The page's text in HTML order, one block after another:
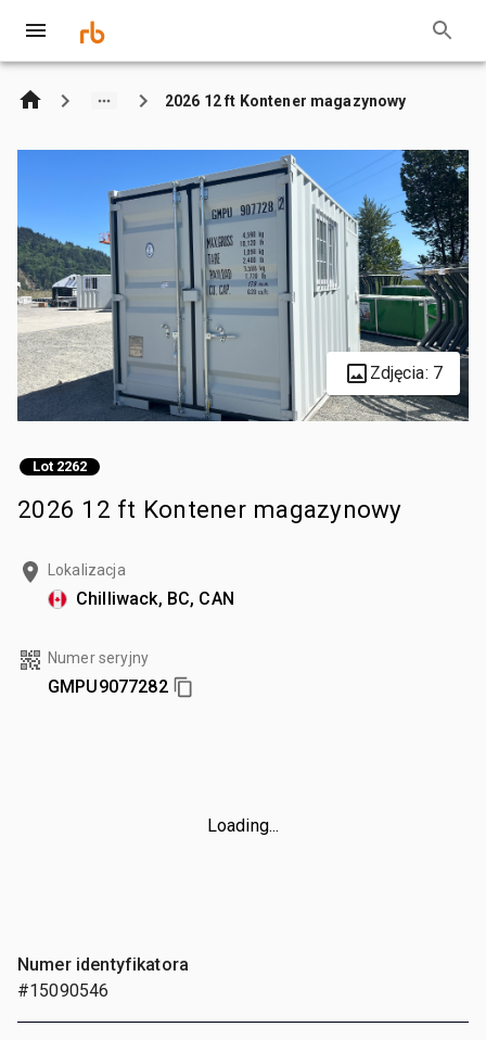
2026 12 ft Kontener magazynowy
Zdjęcia: 7
Lot 2262
2026 12 ft Kontener magazynowy
Lokalizacja
Chilliwack, BC, CAN
Numer seryjny
GMPU9077282
Loading...
Numer identyfikatora
#15090546